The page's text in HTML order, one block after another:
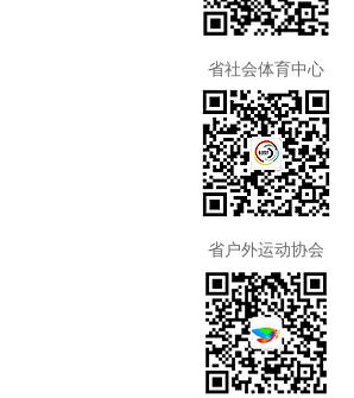
省社会体育中心
省户外运动协会